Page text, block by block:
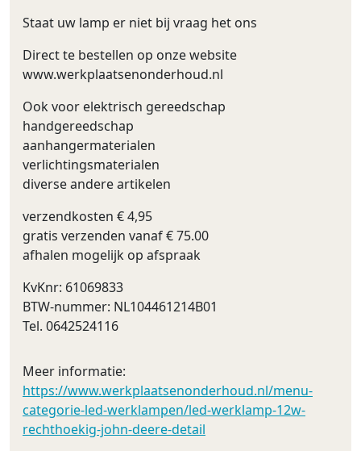
Staat uw lamp er niet bij vraag het ons
Direct te bestellen op onze website
www.werkplaatsenonderhoud.nl
Ook voor elektrisch gereedschap
handgereedschap
aanhangermaterialen
verlichtingsmaterialen
diverse andere artikelen
verzendkosten € 4,95
gratis verzenden vanaf € 75.00
afhalen mogelijk op afspraak
KvKnr: 61069833
BTW-nummer: NL104461214B01
Tel. 0642524116
Meer informatie:
https://www.werkplaatsenonderhoud.nl/menu-
categorie-led-werklampen/led-werklamp-12w-
rechthoekig-john-deere-detail